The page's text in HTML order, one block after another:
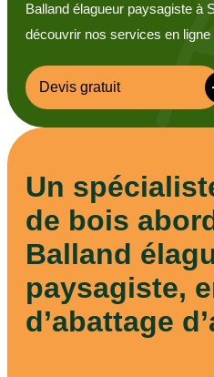
Balland élagueur paysagiste à
découvrir nos services en ligne
Devis gratuit
Un
de bois
Balland
paysagiste,
d’abattage